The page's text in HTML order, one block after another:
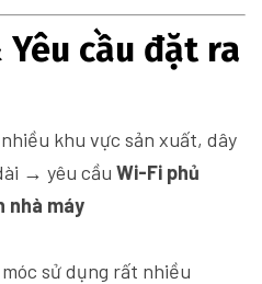
cầu đặt ra
khu vực sản xuất, dây
→ yêu cầu Wi-Fi phủ
nhà máy
sử dụng rất nhiều